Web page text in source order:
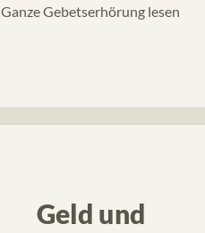
Ganze Gebetserhörung lesen
Geld und